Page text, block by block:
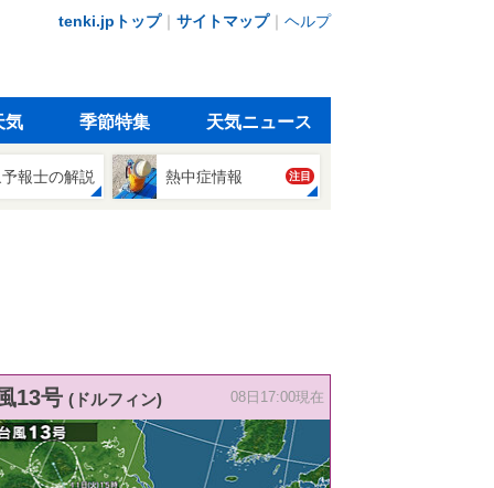
tenki.jpトップ｜ サイトマップ｜ ヘルプ
気 季節特集 天気ニュース
報士の解説 熱中症情報 注目
13号 (ドルフィン) 08日17:00現在